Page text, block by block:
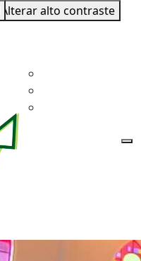
Alterar alto contraste